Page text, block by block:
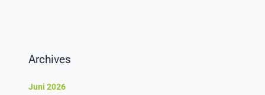
Archives
Juni 2026